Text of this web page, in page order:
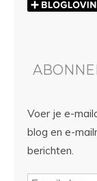
Voer je e-
blog en e-
berichten.